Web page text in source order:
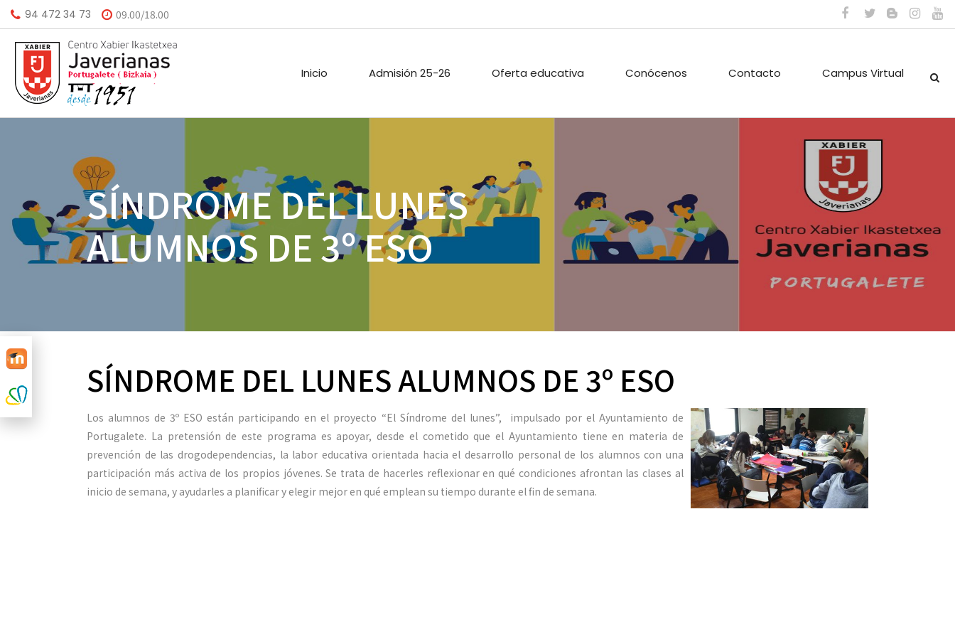
94 472 34 73 09.00/18.00
Inicio Admisión 25-26 Oferta educativa Conócenos
MISIÓN
VISIÓN
VALORES
CALENDARIO ESCOLAR
BIBLIOTECA
HORARIO PÚBLICO
INSTALACIONES
PROYECTOS DE
INNOVACIÓN
PROYECTO DIGITAL DE
CENTRO
CALIDAD
ACTIVIDADES
EXTRAESCOLARES
Contacto Campus Virtual
SÍNDROME DEL LUNES
ALUMNOS DE 3º ESO
SÍNDROME DEL LUNES ALUMNOS DE 3º ESO
Los alumnos de 3º ESO están participando en el proyecto “El Síndrome del lunes”, impulsado por el Ayuntamiento de
Portugalete. La pretensión de este programa es apoyar, desde el cometido que el Ayuntamiento tiene en materia de
prevención de las drogodependencias, la labor educativa orientada hacia el desarrollo personal de los alumnos con una
participación más activa de los propios jóvenes. Se trata de hacerles reflexionar en qué condiciones afrontan las clases al
inicio de semana, y ayudarles a planificar y elegir mejor en qué emplean su tiempo durante el fin de semana.